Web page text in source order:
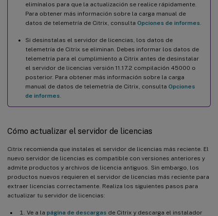
elimínalos para que la actualización se realice rápidamente.
Para obtener más información sobre la carga manual de
datos de telemetría de Citrix, consulta Opciones de informes
Si desinstalas el servidor de licencias, los datos de
telemetría de Citrix se eliminan. Debes informar los datos de
telemetría para el cumplimiento a Citrix antes de desinstalar
el servidor de licencias versión 11.17.2 compilación 45000 o
posterior. Para obtener más información sobre la carga
manual de datos de telemetría de Citrix, consulta Opciones
de informes
Cómo actualizar el servidor de licencias
Citrix recomienda que instales el servidor de licencias más reciente. El
nuevo servidor de licencias es compatible con versiones anteriores y
admite productos y archivos de licencia antiguos. Sin embargo, los
productos nuevos requieren el servidor de licencias más reciente para
extraer licencias correctamente. Realiza los siguientes pasos para
actualizar tu servidor de licencias:
Ve a la página de descargas de Citrix y descarga el instalador